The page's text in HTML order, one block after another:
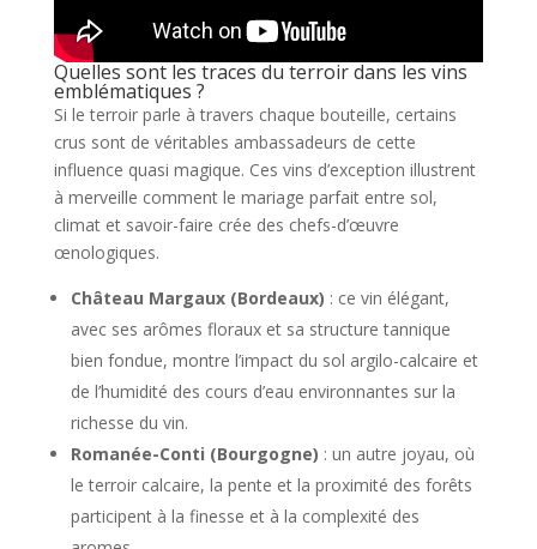
Quelles sont les traces du terroir dans les vins
emblématiques ?
Si le terroir parle à travers chaque bouteille, certains
crus sont de véritables ambassadeurs de cette
influence quasi magique. Ces vins d’exception illustrent
à merveille comment le mariage parfait entre sol,
climat et savoir-faire crée des chefs-d’œuvre
œnologiques.
Château Margaux (Bordeaux) : ce vin élégant,
avec ses arômes floraux et sa structure tannique
bien fondue, montre l’impact du sol argilo-calcaire et
de l’humidité des cours d’eau environnantes sur la
richesse du vin.
Romanée-Conti (Bourgogne) : un autre joyau, où
le terroir calcaire, la pente et la proximité des forêts
participent à la finesse et à la complexité des